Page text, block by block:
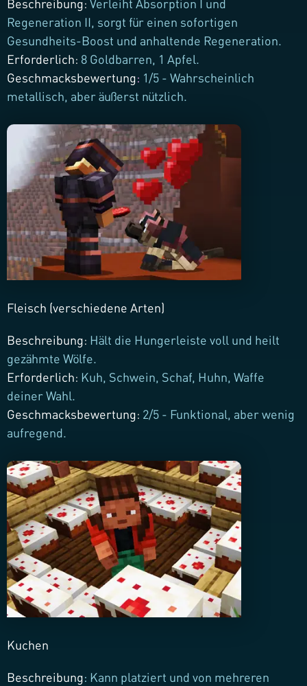
Beschreibung: Verleiht Absorption I und
Regeneration II, sorgt für einen sofortigen
Gesundheits-Boost und anhaltende Regeneration.
Erforderlich: 8 Goldbarren, 1 Apfel.
Geschmacksbewertung: 1/5 - Wahrscheinlich
metallisch, aber äußerst nützlich.
Fleisch (verschiedene Arten)
Beschreibung: Hält die Hungerleiste voll und heilt
gezähmte Wölfe.
Erforderlich: Kuh, Schwein, Schaf, Huhn, Waffe
deiner Wahl.
Geschmacksbewertung: 2/5 - Funktional, aber wenig
aufregend.
Kuchen
Beschreibung: Kann platziert und von mehreren